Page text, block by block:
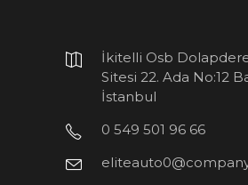
İkitelli Osb
Sitesi 22. Ada No:12
İstanbul
0 549 501 96 66